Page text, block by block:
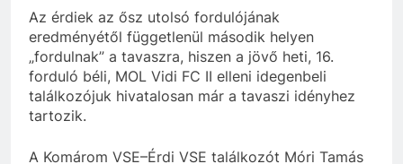
Az érdiek az ősz utolsó fordulójának
eredményétől függetlenül második helyen
„fordulnak” a tavaszra, hiszen a jövő heti, 16.
forduló béli, MOL Vidi FC II elleni idegenbeli
találkozójuk hivatalosan már a tavaszi idényhez
tartozik.
A Komárom VSE–Érdi VSE találkozót Móri Tamás